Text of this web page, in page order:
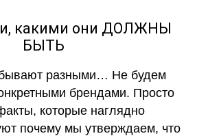
какими они ДОЛЖНЫ
БЫТЬ
разными… Не будем
брендами. Просто
которые наглядно
почему мы утверждаем, что